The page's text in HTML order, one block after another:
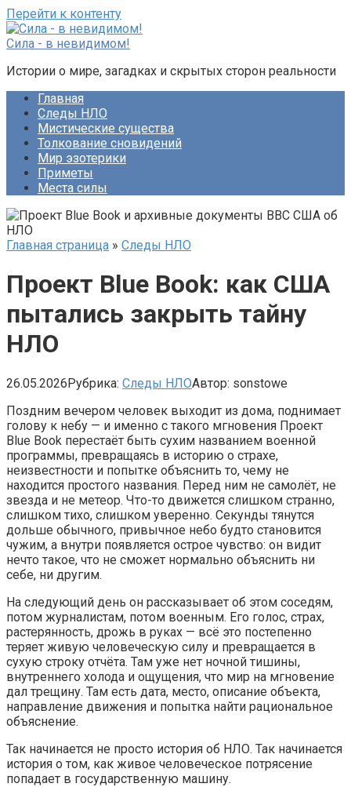
Перейти к контенту
Сила - в невидимом!
Истории о мире, загадках и скрытых сторон реальности
Главная
Следы НЛО
Мистические существа
Толкование сновидений
Мир эзотерики
Приметы
Места силы
Главная страница » Следы НЛО
Проект Blue Book: как США
пытались закрыть тайну
НЛО
26.05.2026Рубрика: Следы НЛОАвтор: sonstowe
Поздним вечером человек выходит из дома, поднимает
голову к небу — и именно с такого мгновения Проект
Blue Book перестаёт быть сухим названием военной
программы, превращаясь в историю о страхе,
неизвестности и попытке объяснить то, чему не
находится простого названия. Перед ним не самолёт, не
звезда и не метеор. Что-то движется слишком странно,
слишком тихо, слишком уверенно. Секунды тянутся
дольше обычного, привычное небо будто становится
чужим, а внутри появляется острое чувство: он видит
нечто такое, что не сможет нормально объяснить ни
себе, ни другим.
На следующий день он рассказывает об этом соседям,
потом журналистам, потом военным. Его голос, страх,
растерянность, дрожь в руках — всё это постепенно
теряет живую человеческую силу и превращается в
сухую строку отчёта. Там уже нет ночной тишины,
внутреннего холода и ощущения, что мир на мгновение
дал трещину. Там есть дата, место, описание объекта,
направление движения и попытка найти рациональное
объяснение.
Так начинается не просто история об НЛО. Так начинается
история о том, как живое человеческое потрясение
попадает в государственную машину.